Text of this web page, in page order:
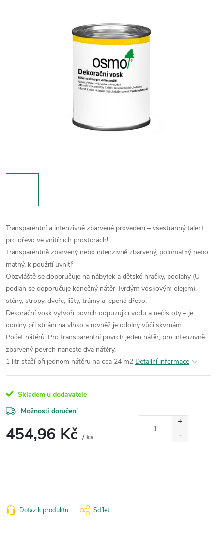
Transparentní a intenzivně zbarvené provedení – všestranný talent
pro dřevo ve vnitřních prostorách!
Transparentně zbarvený nebo intenzivně zbarvený, polomatný nebo
matný, k použití uvnitř
Obzvláště se doporučuje na nábytek a dětské hračky, podlahy (U
podlah se doporučuje konečný nátěr Tvrdým voskovým olejem),
stěny, stropy, dveře, lišty, trámy a lepené dřevo.
Dekorační vosk vytvoří povrch odpuzující vodu a nečistoty – je
odolný při stírání na vlhko a rovněž je odolný vůči skvrnám.
Počet nátěrů: Pro transparentní povrch jeden nátěr, pro intenzivně
zbarvený povrch naneste dva nátěry.
1 litr stačí při jednom nátěru na cca 24 m2 Detailní informace
Skladem u dodavatele
Možnosti doručení
454,96 Kč / ks
Dotaz k produktu Sdílet